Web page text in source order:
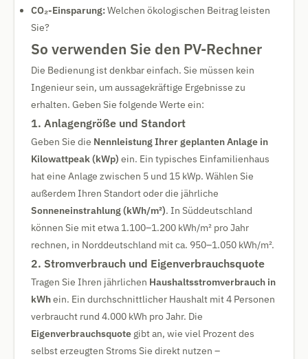
CO₂-Einsparung:Welchen ökologischen Beitrag leisten
Sie?
So verwenden Sie den PV-Rechner
Die Bedienung ist denkbar einfach. Sie müssen kein
Ingenieur sein, um aussagekräftige Ergebnisse zu
erhalten. Geben Sie folgende Werte ein:
1. Anlagengröße und Standort
Geben Sie die Nennleistung Ihrer geplanten Anlage in
Kilowattpeak (kWp) ein. Ein typisches Einfamilienhaus
hat eine Anlage zwischen 5 und 15 kWp. Wählen Sie
außerdem Ihren Standort oder die jährliche
Sonneneinstrahlung (kWh/m²). In Süddeutschland
können Sie mit etwa 1.100–1.200 kWh/m² pro Jahr
rechnen, in Norddeutschland mit ca. 950–1.050 kWh/m².
2. Stromverbrauch und Eigenverbrauchsquote
Tragen Sie Ihren jährlichen Haushaltsstromverbrauch in
kWhein. Ein durchschnittlicher Haushalt mit 4 Personen
verbraucht rund 4.000 kWh pro Jahr. Die
Eigenverbrauchsquote gibt an, wie viel Prozent des
selbst erzeugten Stroms Sie direkt nutzen –